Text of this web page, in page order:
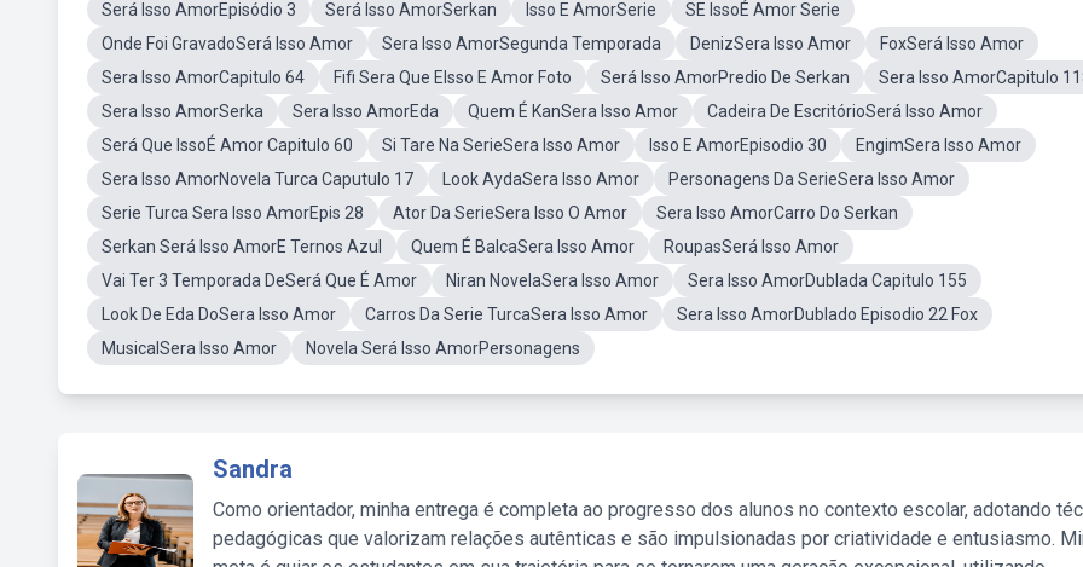
Será Isso AmorEpisódio 3
Será Isso AmorSerkan Isso E AmorSerie
SE IssoÉ Amor Serie
Onde Foi GravadoSerá Isso Amor
Sera Isso AmorSegunda Temporada DenizSera Isso Amor
FoxSerá Isso Amor
Sera Isso AmorCapitulo 64
Fifi Sera Que EIsso E Amor Foto Será Isso AmorPredio De Serkan
Sera Isso AmorCapitulo
Sera Isso AmorSerka
Sera Isso AmorEda Quem É KanSera Isso Amor
Cadeira De EscritórioSerá Isso Amor
Será Que IssoÉ Amor Capitulo 60
Si Tare Na SerieSera Isso Amor Isso E AmorEpisodio 30
EngimSera Isso Amor
Sera Isso AmorNovela Turca Caputulo 17
Look AydaSera Isso Amor
Personagens Da SerieSera Isso Amor
Serie Turca Sera Isso AmorEpis 28
Ator Da SerieSera Isso O Amor
Sera Isso AmorCarro Do Serkan
Serkan Será Isso AmorE Ternos Azul
Quem É BalcaSera Isso Amor
RoupasSerá Isso Amor
Vai Ter 3 Temporada DeSerá Que É Amor
Niran NovelaSera Isso Amor
Sera Isso AmorDublada Capitulo 155
Look De Eda DoSera Isso Amor
Carros Da Serie TurcaSera Isso Amor
Sera Isso AmorDublado Episodio 22 Fox
MusicalSera Isso Amor
Novela Será Isso AmorPersonagens
Sandra
Como orientador, minha entrega é completa ao progresso dos alunos no contexto escolar, adotando
pedagógicas que valorizam relações autênticas e são impulsionadas por criatividade e entusiasmo.